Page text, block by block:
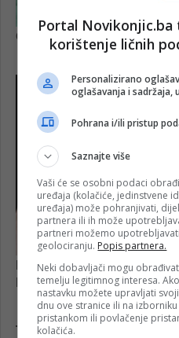
Portal Novikonjic.ba
korištenje ličnih
Personalizirano
oglašavanja i sadržaja,
Pohrana i/ili pristup
Saznajte više
Vaši će se osobni podaci
uređaja (kolačiće, jedinstvene
uređaja) može pohranjivati,
partnera ili ih može
partneri možemo
geolociranju. Popis partnera.
Neki dobavljači mogu
temelju legitimnog interesa.
nastavku možete upravljati
dnu ove stranice ili na
pristankom ili povlačenje
kolačića.